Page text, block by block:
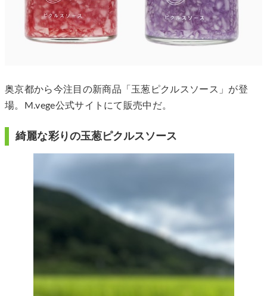
奥京都から今注目の新商品「玉葱ピクルスソース」が登
場。M.vege公式サイトにて販売中だ。
綺麗な彩りの玉葱ピクルスソース